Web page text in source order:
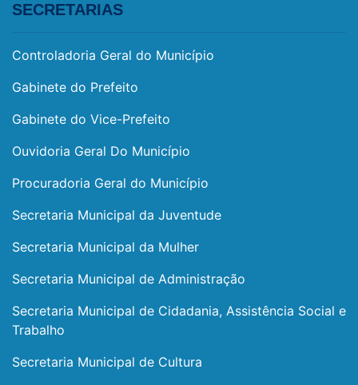
SECRETARIAS
Controladoria Geral do Município
Gabinete do Prefeito
Gabinete do Vice-Prefeito
Ouvidoria Geral Do Município
Procuradoria Geral do Município
Secretaria Municipal da Juventude
Secretaria Municipal da Mulher
Secretaria Municipal de Administração
Secretaria Municipal de Cidadania, Assistência Social e
Trabalho
Secretaria Municipal de Cultura